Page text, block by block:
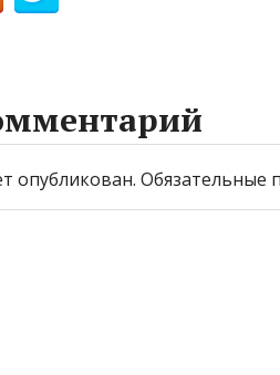
опубликован. Обязательные